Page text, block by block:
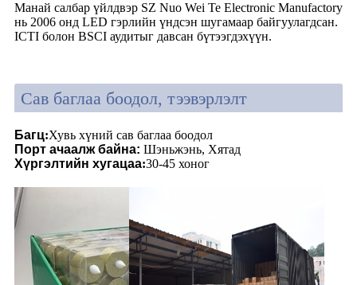
Манай салбар үйлдвэр SZ Nuo Wei Te Electronic Manufactory
нь 2006 онд LED гэрлийн үндсэн шугамаар байгуулагдсан.
ICTI болон BSCI аудитыг давсан бүтээгдэхүүн.
Сав баглаа боодол, тээвэрлэлт
Багц:Хувь хүний ​​сав баглаа боодол
Порт ачаалж байна: Шэньжэнь, Хятад
Хүргэлтийн хугацаа:30-45 хоног